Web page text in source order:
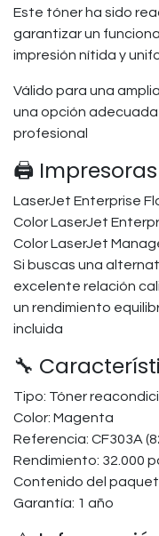
Este tóner ha sido
garantizar un
impresión nítida y
Válido para una
una opción
profesional
🖨️
LaserJet Enterprise
Color LaserJet
Color LaserJet
Si buscas una
excelente relación
un rendimiento
incluida
🔧
Tipo: Tóner
Color: Magenta
Referencia: CF303A
Rendimiento: 32.000
Contenido del
Garantía: 1 año